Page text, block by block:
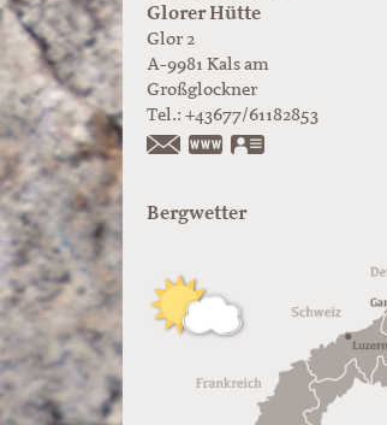
Glorer Hütte
Glor 2
A-9981 Kals am
Großglockner
Tel.: +43677/61182853
https://www.glorer-
Bergwetter